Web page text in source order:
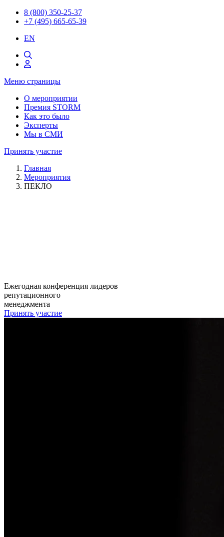
8 (800) 350-25-37
+7 (495) 665-65-39
EN
Меню страницы
О мероприятии
Премия STORM
Как это было
Эксперты
Мы в СМИ
Принять участие
Главная
Мероприятия
ПЕКЛО
Ежегодная конференция лидеров
репутационного
менеджмента
Принять участие